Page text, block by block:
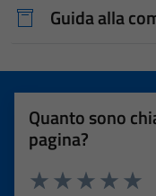
Guida alla
Quanto sono
pagina?